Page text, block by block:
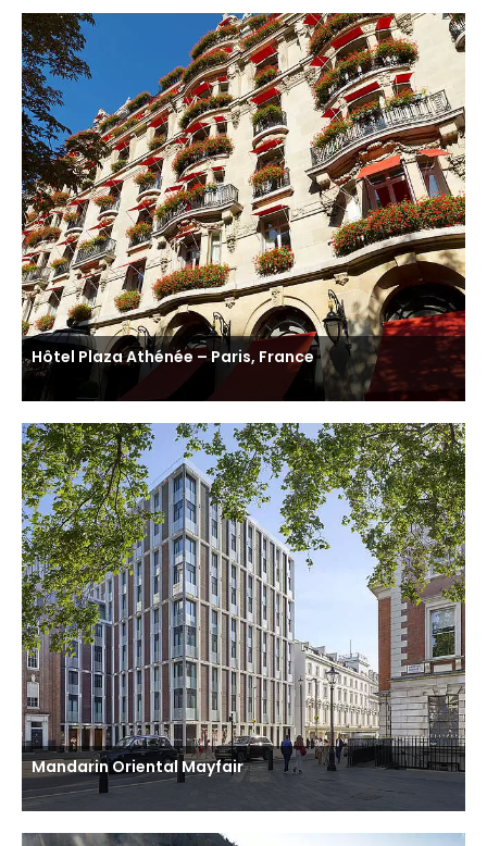
Hôtel Plaza Athénée – Paris, France
Mandarin Oriental Mayfair